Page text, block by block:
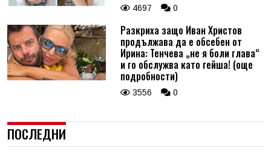
4697 0
Разкриха защо Иван Христов
продължава да е обсебен от
Ирина: Тенчева „не я боли глава“
и го обслужва като гейша! (още
подробности)
3556 0
ПОСЛЕДНИ